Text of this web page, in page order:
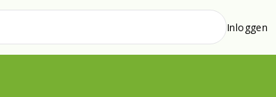
Inloggen